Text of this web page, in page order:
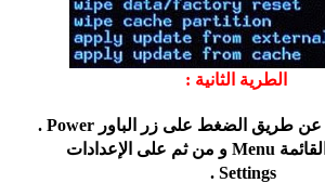
ﺍﻟﻄﺮﻳﺔ ﺍﻟﺜﺎﻧﻴﺔ :
Settings .